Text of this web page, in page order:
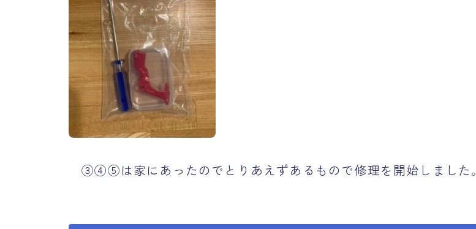
③④⑤は家にあったのでとりあえずあるもので修理を開始しました。